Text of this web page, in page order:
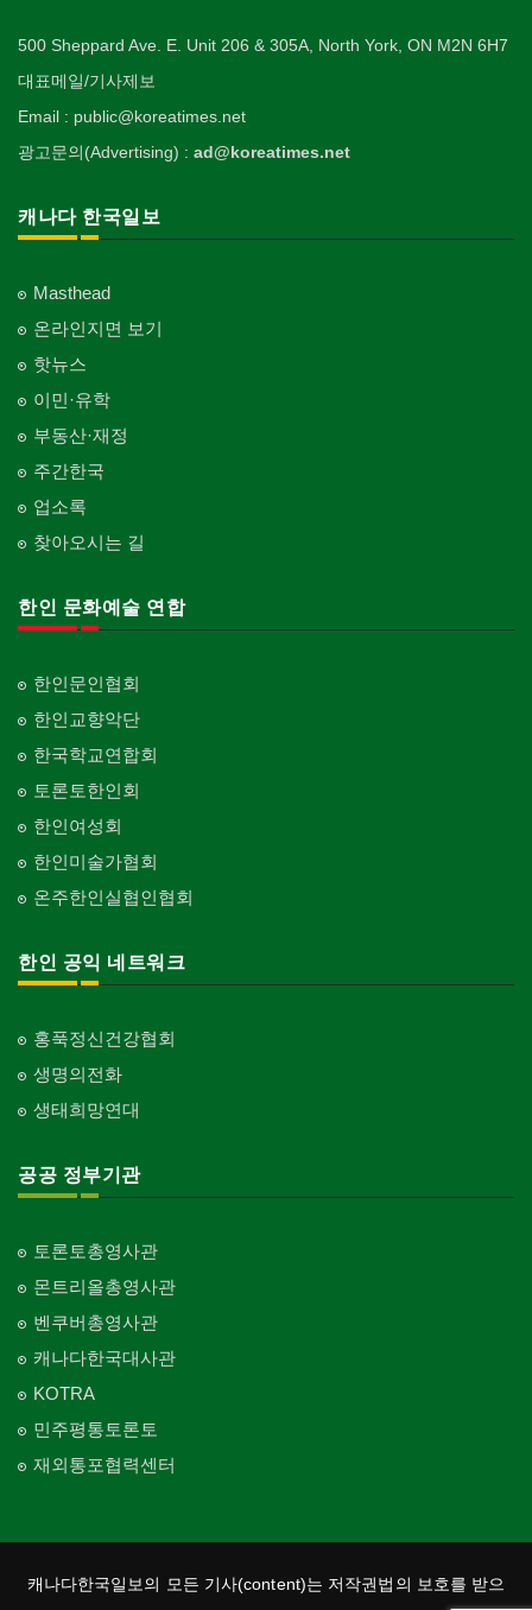
500 Sheppard Ave. E. Unit 206 & 305A, North York, ON M2N 6H7
대표메일/기사제보
Email : public@koreatimes.net
광고문의(Advertising) : ad@koreatimes.net
캐나다 한국일보
Masthead
온라인지면 보기
핫뉴스
이민·유학
부동산·재정
주간한국
업소록
찾아오시는 길
한인 문화예술 연합
한인문인협회
한인교향악단
한국학교연합회
토론토한인회
한인여성회
한인미술가협회
온주한인실협인협회
한인 공익 네트워크
홍푹정신건강협회
생명의전화
생태희망연대
공공 정부기관
토론토총영사관
몬트리올총영사관
벤쿠버총영사관
캐나다한국대사관
KOTRA
민주평통토론토
재외통포협력센터
캐나다한국일보의 모든 기사(content)는 저작권법의 보호를 받으